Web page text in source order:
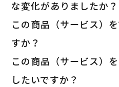
な変化がありましたか？
この商品（サービス）を
すか？
この商品（サービス）を
したいですか？